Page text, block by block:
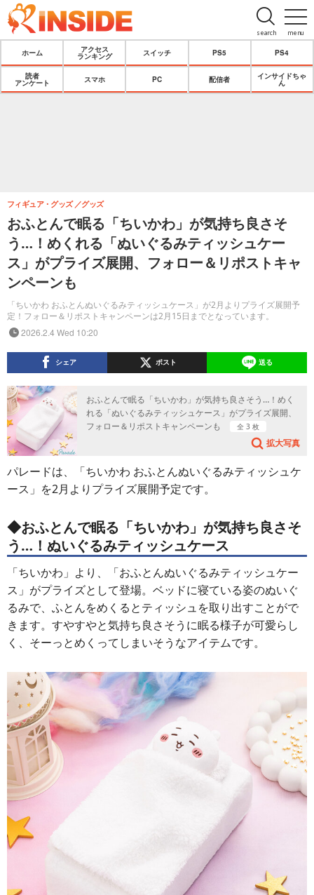
menu
search
ホーム
アクセス
ランキング
スイッチ PS5 PS4
読者
アンケート
スマホ PC 配信者
インサイドちゃ
ん
おふとんで眠る「ちいかわ」が気持ち良さそ
う…！めくれる「ぬいぐるみティッシュケー
ス」がプライズ展開、フォロー＆リポストキャ
ンペーンも
「ちいかわ おふとんぬいぐるみティッシュケース」が2月よりプライズ展開予
定！フォロー＆リポストキャンペーンは2月15日までとなっています。
フィギュア・グッズ グッズ
2026.2.4 Wed 10:20
シェア ポスト 送る
おふとんで眠る「ちいかわ」が気持ち良さそう…！めく
れる「ぬいぐるみティッシュケース」がプライズ展開、
フォロー＆リポストキャンペーンも
全 3 枚
拡大写真
パレードは、「ちいかわ おふとんぬいぐるみティッシュケ
ース」を2月よりプライズ展開予定です。
◆おふとんで眠る「ちいかわ」が気持ち良さそ
う…！ぬいぐるみティッシュケース
「ちいかわ」より、「おふとんぬいぐるみティッシュケー
ス」がプライズとして登場。ベッドに寝ている姿のぬいぐ
るみで、ふとんをめくるとティッシュを取り出すことがで
きます。すやすやと気持ち良さそうに眠る様子が可愛らし
く、そーっとめくってしまいそうなアイテムです。